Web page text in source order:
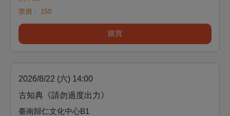
票價：
150
購買
2026/8/22 (六) 14:00
古知典《請勿過度出力》
臺南歸仁文化中心B1